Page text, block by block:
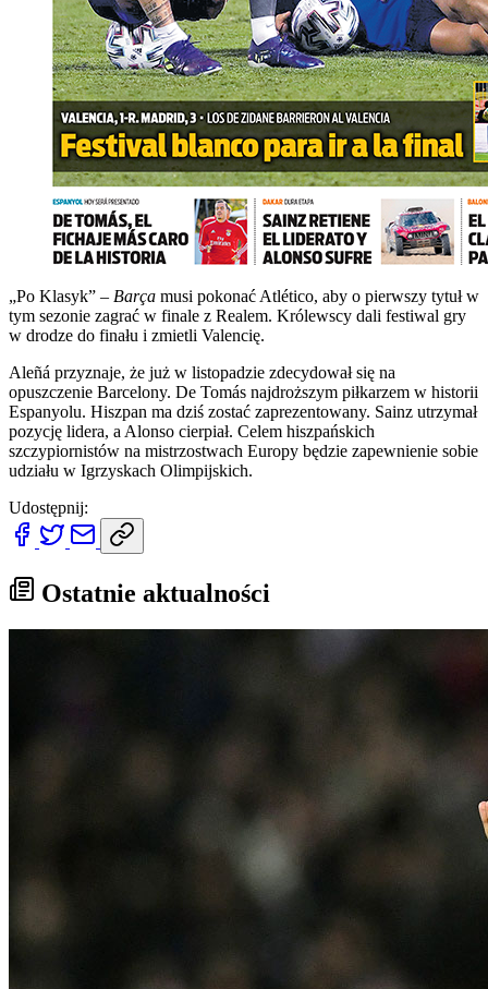
„Po Klasyk” – Barça musi pokonać Atlético, aby o pierwszy tytuł w
tym sezonie zagrać w finale z Realem. Królewscy dali festiwal gry
w drodze do finału i zmietli Valencię.
Aleñá przyznaje, że już w listopadzie zdecydował się na
opuszczenie Barcelony. De Tomás najdroższym piłkarzem w historii
Espanyolu. Hiszpan ma dziś zostać zaprezentowany. Sainz utrzymał
pozycję lidera, a Alonso cierpiał. Celem hiszpańskich
szczypiornistów na mistrzostwach Europy będzie zapewnienie sobie
udziału w Igrzyskach Olimpijskich.
Udostępnij:
Ostatnie aktualności